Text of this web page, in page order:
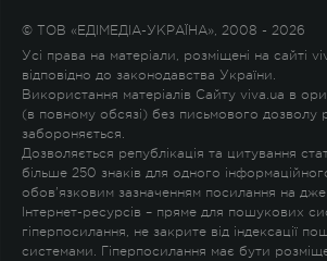
© ТОВ «ЕДІМЕДІА-УКРАЇНА», 2008 - 2026
Усі права на матеріали, розміщені на сайті
відповідно до законодавства України.
Використання матеріалів Сайту viva.ua в
(в повному обсязі) без письмового дозволу
забороняється.
Дозволяється републікація та цитування
більше 250 знаків для одного
обов'язковим зазначенням посилання на
Інтернет-ресурсів – пряме для пошукових
гіперпосилання, не закрите від індексації
системами. Гіперпосилання має бути